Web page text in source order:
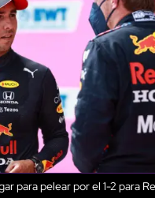
para pelear por el 1-2 para